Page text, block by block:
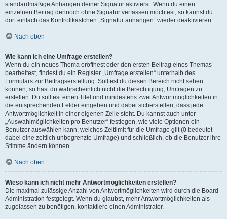
standardmäßige Anhängen deiner Signatur aktivierst. Wenn du einen
einzelnen Beitrag dennoch ohne Signatur verfassen möchtest, so kannst du
dort einfach das Kontrollkästchen „Signatur anhängen“ wieder deaktivieren.
Nach oben
Wie kann ich eine Umfrage erstellen?
Wenn du ein neues Thema eröffnest oder den ersten Beitrag eines Themas
bearbeitest, findest du ein Register „Umfrage erstellen“ unterhalb des
Formulars zur Beitragserstellung. Solltest du diesen Bereich nicht sehen
können, so hast du wahrscheinlich nicht die Berechtigung, Umfragen zu
erstellen. Du solltest einen Titel und mindestens zwei Antwortmöglichkeiten in
die entsprechenden Felder eingeben und dabei sicherstellen, dass jede
Antwortmöglichkeit in einer eigenen Zeile steht. Du kannst auch unter
„Auswahlmöglichkeiten pro Benutzer“ festlegen, wie viele Optionen ein
Benutzer auswählen kann, welches Zeitlimit für die Umfrage gilt (0 bedeutet
dabei eine zeitlich unbegrenzte Umfrage) und schließlich, ob die Benutzer ihre
Stimme ändern können.
Nach oben
Wieso kann ich nicht mehr Antwortmöglichkeiten erstellen?
Die maximal zulässige Anzahl von Antwortmöglichkeiten wird durch die Board-
Administration festgelegt. Wenn du glaubst, mehr Antwortmöglichkeiten als
zugelassen zu benötigen, kontaktiere einen Administrator.